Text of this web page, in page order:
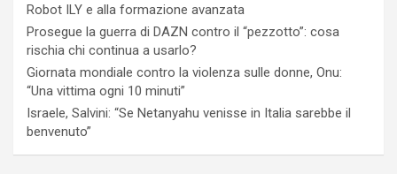
Robot ILY e alla formazione avanzata
Prosegue la guerra di DAZN contro il “pezzotto”: cosa
rischia chi continua a usarlo?
Giornata mondiale contro la violenza sulle donne, Onu:
“Una vittima ogni 10 minuti”
Israele, Salvini: “Se Netanyahu venisse in Italia sarebbe il
benvenuto”